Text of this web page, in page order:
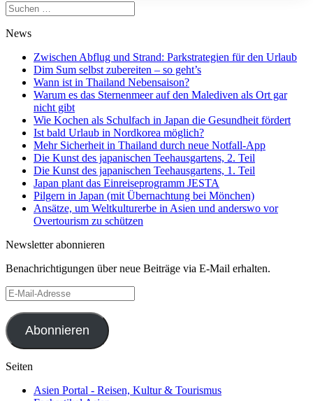
Suchen
nach:
News
Zwischen Abflug und Strand: Parkstrategien für den Urlaub
Dim Sum selbst zubereiten – so geht’s
Wann ist in Thailand Nebensaison?
Warum es das Sternenmeer auf den Malediven als Ort gar
nicht gibt
Wie Kochen als Schulfach in Japan die Gesundheit fördert
Ist bald Urlaub in Nordkorea möglich?
Mehr Sicherheit in Thailand durch neue Notfall-App
Die Kunst des japanischen Teehausgartens, 2. Teil
Die Kunst des japanischen Teehausgartens, 1. Teil
Japan plant das Einreiseprogramm JESTA
Pilgern in Japan (mit Übernachtung bei Mönchen)
Ansätze, um Weltkulturerbe in Asien und anderswo vor
Overtourism zu schützen
Newsletter abonnieren
Benachrichtigungen über neue Beiträge via E-Mail erhalten.
E-
Mail-
Adresse
Abonnieren
Seiten
Asien Portal - Reisen, Kultur & Tourismus